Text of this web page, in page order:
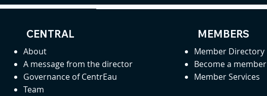
CENTRAL
About
A message from the director
Governance of CentrEau
Team
MEMBERS
Member Directory
Become a member
Member Services